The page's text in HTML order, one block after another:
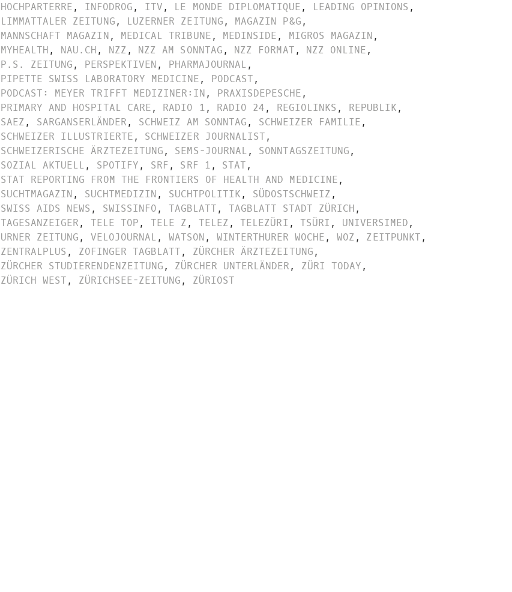
HOCHPARTERRE, INFODROG, ITV, LE MONDE DIPLOMATIQUE, LEADING OPINIONS ,
LIMMATTALER ZEITUNG, LUZERNER ZEITUNG, MAGAZIN P&G,
MANNSCHAFT MAGAZIN, MEDICAL TRIBUNE, MEDINSIDE, MIGROS MAGAZIN,
MYHEALTH, NAU.CH, NZZ, NZZ AM SONNTAG, NZZ FORMAT, NZZ ONLINE,
P.S. ZEITUNG, PERSPEKTIVEN, PHARMAJOURNAL,
PIPETTE SWISS LABORATORY MEDICINE, PODCAST,
PODCAST: MEYER TRIFFT MEDIZINER:IN, PRAXISDEPESCHE,
PRIMARY AND HOSPITAL CARE, RADIO 1, RADIO 24, REGIOLINKS , REPUBLIK,
SAEZ, SARGANSERLÄNDER, SCHWEIZ AM SONNTAG, SCHWEIZER FAMILIE,
SCHWEIZER ILLUSTRIERTE, SCHWEIZER JOURNALIST,
SCHWEIZERISCHE ÄRZTEZEITUNG, SEMS-JOURNAL, SONNTAGSZEITUNG,
SOZIAL AKTUELL, SPOTIFY, SRF, SRF 1, STAT,
STAT REPORTING FROM THE FRONTIERS OF HEALTH AND MEDICINE,
SUCHTMAGAZIN, SUCHTMEDIZIN, SUCHTPOLITIK, SÜDOSTSCHWEIZ,
SWISS AIDS NEWS , SWISSINFO, TAGBLATT, TAGBLATT STADT ZÜRICH,
TAGESANZEIGER, TELE TOP, TELE Z, TELEZ, TELEZÜRI , TSÜRI , UNIVERSIMED,
URNER ZEITUNG, VELOJOURNAL, WATSON, WINTERTHURER WOCHE, WOZ, ZEITPUNKT,
ZENTRALPLUS , ZOFINGER TAGBLATT, ZÜRCHER ÄRZTEZEITUNG,
ZÜRCHER STUDIERENDENZEITUNG, ZÜRCHER UNTERLÄNDER, ZÜRI TODAY,
ZÜRICH WEST, ZÜRICHSEE-ZEITUNG, ZÜRIOST